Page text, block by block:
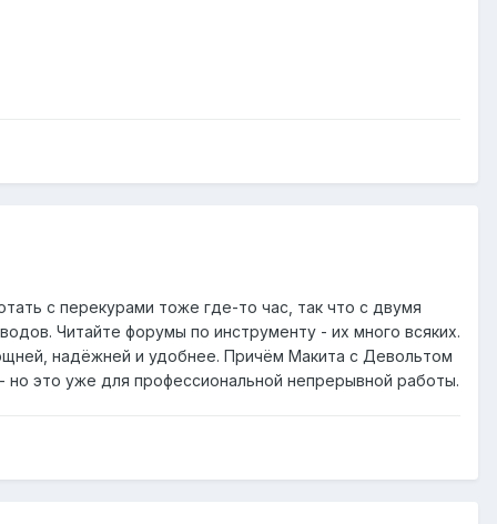
с перекурами тоже где-то час, так что с двумя
Читайте форумы по инструменту - их много всяких.
надёжней и удобнее. Причём Макита с Девольтом
это уже для профессиональной непрерывной работы.